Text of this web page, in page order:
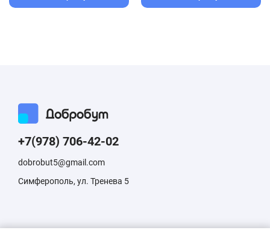
+7(978) 706-42-02
dobrobut5@gmail.com
Симферополь, ул. Тренева 5